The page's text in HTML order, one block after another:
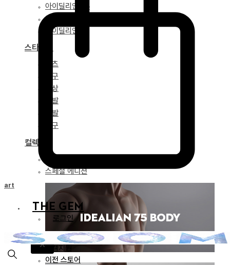
아이딜리언 75
아이딜리언 68
아이딜리언 51
스타일링
파츠
안구
의상
가발
신발
도구
컬렉션
스페셜 에디션
THE GEM
로그인
X
공지
고객지원
이전 스토어